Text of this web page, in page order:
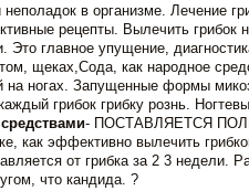
неполадок в организме. Лечение
рецепты. Вылечить грибок
Это главное упущение,
щеках,Сода, как народное
на ногах. Запущенные формы
грибок грибку рознь.
- ПОСТАВЛЯЕТСЯ
как эффективно вылечить
от грибка за 2 3 недели.
что кандида. ?